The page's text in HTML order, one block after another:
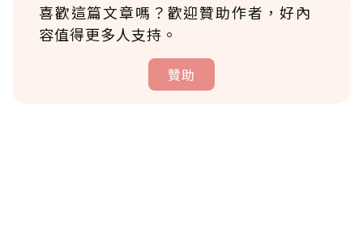
喜歡這篇文章嗎？歡迎贊助作者，好內
容值得更多人支持。
贊助